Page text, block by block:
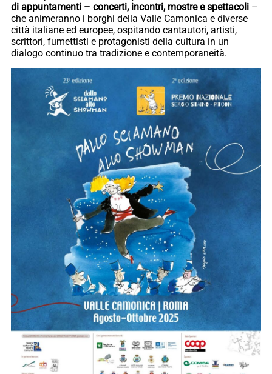
di appuntamenti – concerti, incontri, mostre e spettacoli –
che animeranno i borghi della Valle Camonica e diverse
città italiane ed europee, ospitando cantautori, artisti,
scrittori, fumettisti e protagonisti della cultura in un
dialogo continuo tra tradizione e contemporaneità.